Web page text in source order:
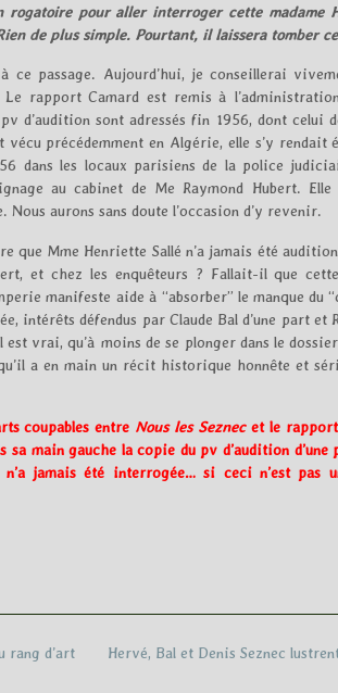
rogatoire pour aller interroger cette
de plus simple. Pourtant, il laissera tomber
passage. Aujourd’hui, je conseillerai
rapport Camard est remis à
d’audition sont adressés fin 1956, dont celui
précédemment en Algérie, elle s’y rendait
dans les locaux parisiens de la police
au cabinet de Me Raymond Hubert. Elle
aurons sans doute l’occasion d’y revenir.
que Mme Henriette Sallé n’a jamais été
et chez les enquêteurs ? Fallait-il que
manifeste aide à “absorber” le manque du
intérêts défendus par Claude Bal d’une part et
vrai, qu’à moins de se plonger dans le
a en main un récit historique honnête et
coupables entre Nous les Seznecet le rapport
main gauche la copie du pv d’audition d’une
jamais été interrogée… si ceci n’est pas
Hervé, Bal et Denis Seznec
rang d’art